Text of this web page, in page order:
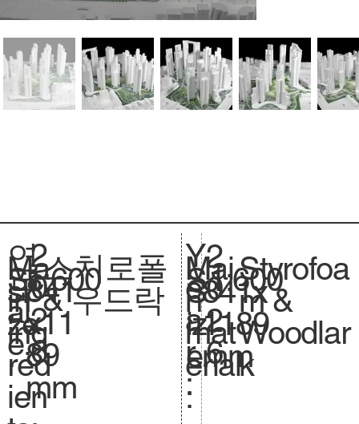
연
도
:
2
0
2
6
Ma
in
ing
red
ien
Sc
al
e.
스치로폴
& 우드락
1:600
si
ze
.
841
x11
89
mm
Y
e
a
r
:
Mai
n
mat
erial
:
S
.
S
iz
e.
2
0
2
6
1:600
841x
1189
mm
Styrofoa
m &
Woodlar
k